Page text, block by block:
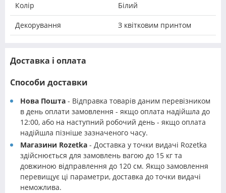
Колір Білий
Декорування З квітковим принтом
Доставка і оплата
Способи доставки
Нова Пошта - Відправка товарів даним перевізником
в день оплати замовлення - якщо оплата надійшла до
12:00, або на наступний робочий день - якщо оплата
надійшла пізніше зазначеного часу.
Магазини Rozetka - Доставка у точки видачі Rozetka
здійснюється для замовлень вагою до 15 кг та
довжиною відправлення до 120 см. Якщо замовлення
перевищує ці параметри, доставка до точки видачі
неможлива.